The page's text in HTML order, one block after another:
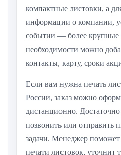
компактные листовки, а
информации о компании,
событии — более
необходимости можно
контакты, карту, сроки
Если вам нужна печать
России, заказ можно
дистанционно.
позвонить или отправить
задачи. Менеджер поможет
печати листовок, уточнит